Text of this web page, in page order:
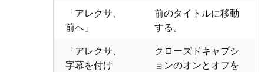
「アレクサ、
前へ」
前のタイトルに移動
する。
「アレクサ、
字幕を付け
クローズドキャプシ
ョンのオンとオフを